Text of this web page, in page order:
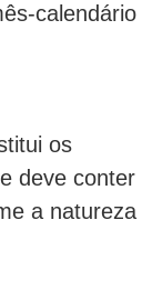
calendário
os
deve conter
a natureza